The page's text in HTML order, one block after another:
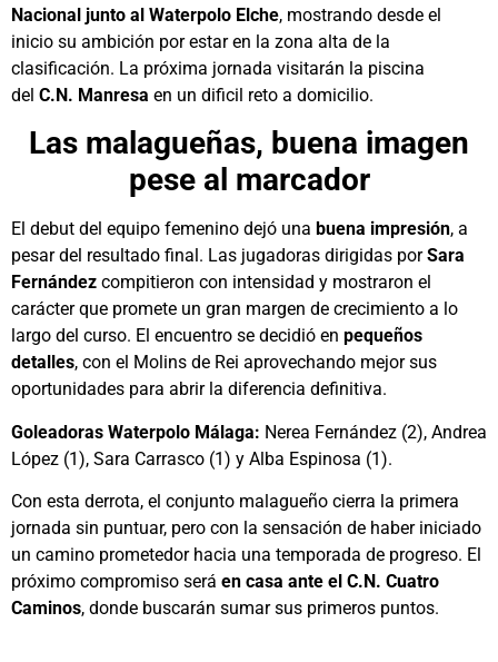
Nacional junto al Waterpolo Elche, mostrando desde el
inicio su ambición por estar en la zona alta de la
clasificación. La próxima jornada visitarán la piscina
del C.N. Manresa en un dificil reto a domicilio.
Las malagueñas, buena imagen
pese al marcador
El debut del equipo femenino dejó una buena impresión, a
pesar del resultado final. Las jugadoras dirigidas porSara
Fernández compitieron con intensidad y mostraron el
carácter que promete un gran margen de crecimiento a lo
largo del curso. El encuentro se decidió en pequeños
detalles, con el Molins de Rei aprovechando mejor sus
oportunidades para abrir la diferencia definitiva.
Goleadoras Waterpolo Málaga: Nerea Fernández (2), Andrea
López (1), Sara Carrasco (1) y Alba Espinosa (1).
Con esta derrota, el conjunto malagueño cierra la primera
jornada sin puntuar, pero con la sensación de haber iniciado
un camino prometedor hacia una temporada de progreso. El
próximo compromiso será en casa ante el C.N. Cuatro
Caminos, donde buscarán sumar sus primeros puntos.